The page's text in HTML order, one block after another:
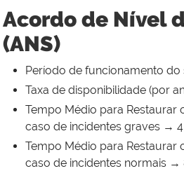
Acordo de Nível
(ANS)
Período de funcionamento
Taxa de disponibilidade (por
Tempo Médio para Restaurar
caso de incidentes graves →
Tempo Médio para Restaurar
caso de incidentes normais →